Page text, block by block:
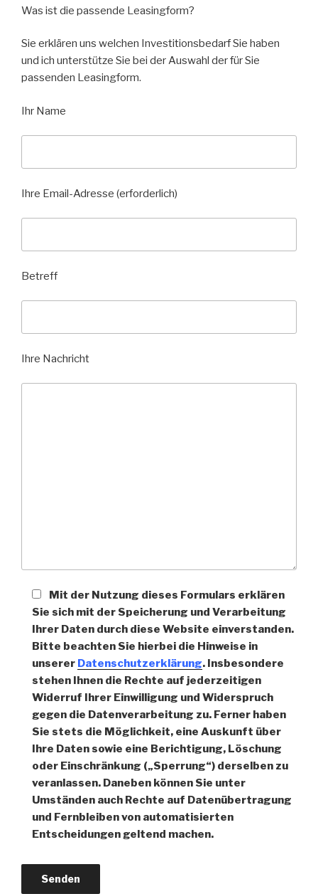
Was ist die passende Leasingform?
Sie erklären uns welchen Investitionsbedarf Sie haben
und ich unterstütze Sie bei der Auswahl der für Sie
passenden Leasingform.
Ihr Name
Ihre Email-Adresse (erforderlich)
Betreff
Ihre Nachricht
Mit der Nutzung dieses Formulars erklären
Sie sich mit der Speicherung und Verarbeitung
Ihrer Daten durch diese Website einverstanden.
Bitte beachten Sie hierbei die Hinweise in
unserer Datenschutzerklärung. Insbesondere
stehen Ihnen die Rechte auf jederzeitigen
Widerruf Ihrer Einwilligung und Widerspruch
gegen die Datenverarbeitung zu. Ferner haben
Sie stets die Möglichkeit, eine Auskunft über
Ihre Daten sowie eine Berichtigung, Löschung
oder Einschränkung („Sperrung“) derselben zu
veranlassen. Daneben können Sie unter
Umständen auch Rechte auf Datenübertragung
und Fernbleiben von automatisierten
Entscheidungen geltend machen.